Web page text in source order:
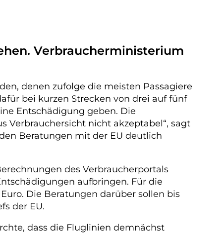
Verbraucherministerium
denen zufolge die meisten Passagiere
bei kurzen Strecken von drei auf fünf
Entschädigung geben. Die
Verbrauchersicht nicht akzeptabel“, sagt
Beratungen mit der EU deutlich
des Verbraucherportals
aufbringen. Für die
Die Beratungen darüber sollen bis
der EU.
dass die Fluglinien demnächst